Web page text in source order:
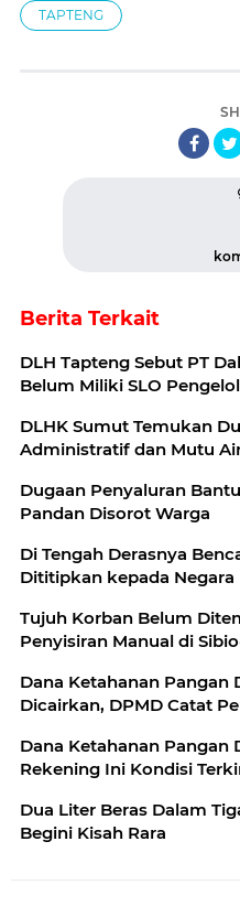
TAPTENG
Berita Terkait
DLH Tapteng Sebut PT
Belum Miliki SLO
DLHK Sumut Temukan
Administratif dan Mutu
Dugaan Penyaluran
Pandan Disorot Warga
Di Tengah Derasnya
Dititipkan kepada Negara
Tujuh Korban Belum
Penyisiran Manual di
Dana Ketahanan Pangan
Dicairkan, DPMD Catat
Dana Ketahanan Pangan
Rekening Ini Kondisi
Dua Liter Beras Dalam
Begini Kisah Rara